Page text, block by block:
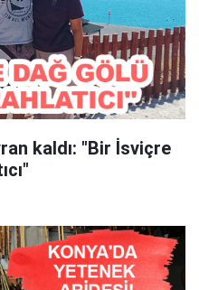
kaldı: "Bir İsviçre